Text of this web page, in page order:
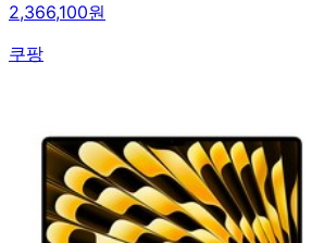
2,366,100원
쿠팡